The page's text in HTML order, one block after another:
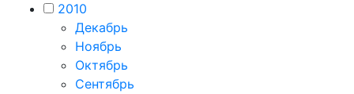
2010
Декабрь
Ноябрь
Октябрь
Сентябрь